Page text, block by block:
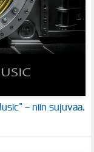
– niin sujuvaa,